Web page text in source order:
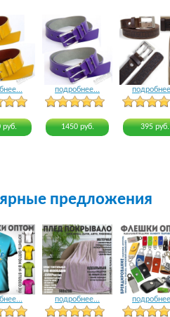
4 голоса
руб.
подробнее...
3 голоса
1450 руб. 395 руб.
предложения
24 голоса
подробнее...
20 голосов